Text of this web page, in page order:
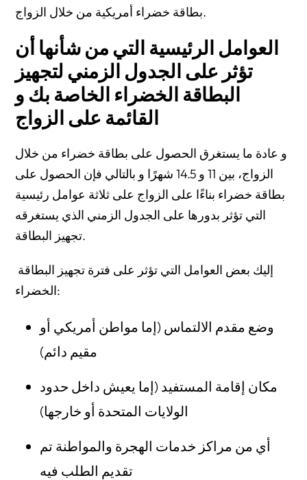
Что, если получатель въехал в США без досмотра?
Чем могут помочь наши иммиграционные поверенные
Introduction to Marriage Green Card
Estimated Marriage Green Card Timelines Based on Your
Circumstances
Applying?
Understanding the Marriage Green Card Process: U.S.-
Based Applicants
If You’re Married to a U.S. Citizen and Living in the U.S.
U.S.
Priority and Availability
Marriage Green Card Costs in 2025
Step-by-Step Overview: The Marriage Green Card
Process
Do You Need an Immigration Attorney?
بطاقة خضراء أمريكية من خلال الزواج.
العوامل الرئيسية التي من شأنها أن
تؤثر على الجدول الزمني لتجهيز
البطاقة الخضراء الخاصة بك و
القائمة على الزواج
و عادة ما يستغرق الحصول على بطاقة خضراء من خلال
الزواج، بين 11 و 14.5 شهرًا و بالتالي فإن الحصول على
بطاقة خضراء بناءًا على الزواج على ثلاثة عوامل رئيسية
التي تؤثر بدورها على الجدول الزمني الذي يستغرقه
تجهيز البطاقة.
الخضراء:
وضع مقدم الالتماس (إما مواطن أمريكي أو
مقيم دائم)
مكان إقامة المستفيد (إما يعيش داخل حدود
الولايات المتحدة أو خارجها)
أي من مراكز خدمات الهجرة والمواطنة تم
تقديم الطلب فيه